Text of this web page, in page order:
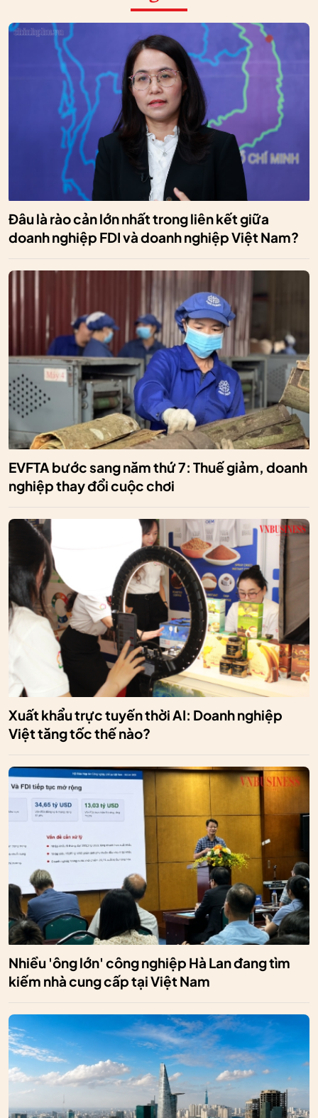
Đâu là rào cản lớn nhất trong liên kết giữa
doanh nghiệp FDI và doanh nghiệp Việt Nam?
EVFTA bước sang năm thứ 7: Thuế giảm, doanh
nghiệp thay đổi cuộc chơi
Xuất khẩu trực tuyến thời AI: Doanh nghiệp
Việt tăng tốc thế nào?
Nhiều 'ông lớn' công nghiệp Hà Lan đang tìm
kiếm nhà cung cấp tại Việt Nam